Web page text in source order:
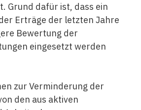
Grund dafür ist, dass ein
Erträge der letzten Jahre
Bewertung der
eingesetzt werden
zur Verminderung der
den aus aktiven